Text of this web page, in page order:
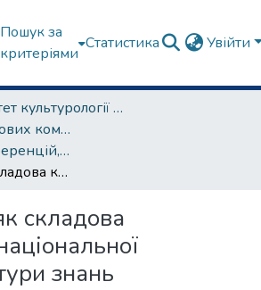
Пошук за
критеріями
Статистика Увійти
Факультет культурології та соціальних комунікацій
Кафедра цифрових комунікацій та інформаційних технологій
матеріали конференцій, семінарів, круглих столів та ін.
Бібліотека як складова китайської національної інфраструктури знань
складова
знань